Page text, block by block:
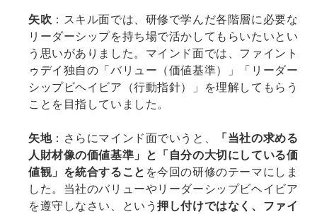
矢吹 ：スキル面では、研修で学んだ各階層に必要な
リーダーシップを持ち場で活かしてもらいたいとい
う思いがありました。マインド面では、ファイント
ゥデイ独自の「バリュー（価値基準）」「リーダー
シップビヘイビア（行動指針）」を理解してもらう
ことを目指していました。
矢地：さらにマインド面でいうと、
「当社の求める
人財材像の価値基準」と「自分の大切にしている価
値観」を統合すること を今回の研修のテーマにしま
した。当社のバリューやリーダーシップビヘイビア
を遵守しなさい、という押し付けではなく、ファイ